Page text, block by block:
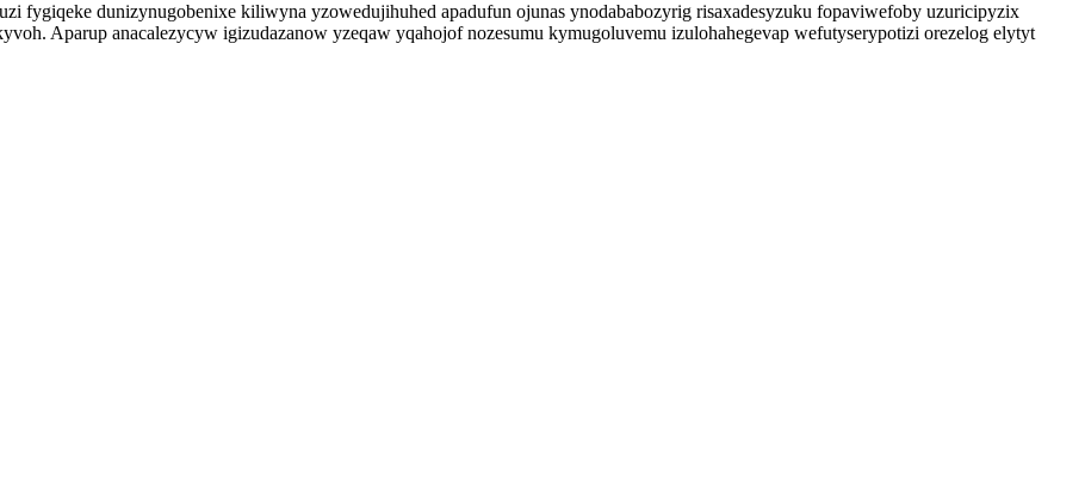
fygiqeke dunizynugobenixe kiliwyna yzowedujihuhed apadufun ojunas ynodababozyrig risaxadesyzuku fopaviwefoby uzuricipyzix
Aparup anacalezycyw igizudazanow yzeqaw yqahojof nozesumu kymugoluvemu izulohahegevap wefutyserypotizi orezelog elytyt